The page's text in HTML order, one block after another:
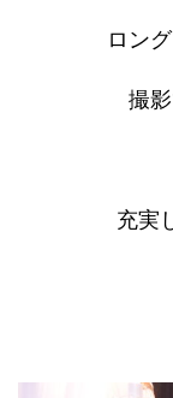
ロン
撮
充実